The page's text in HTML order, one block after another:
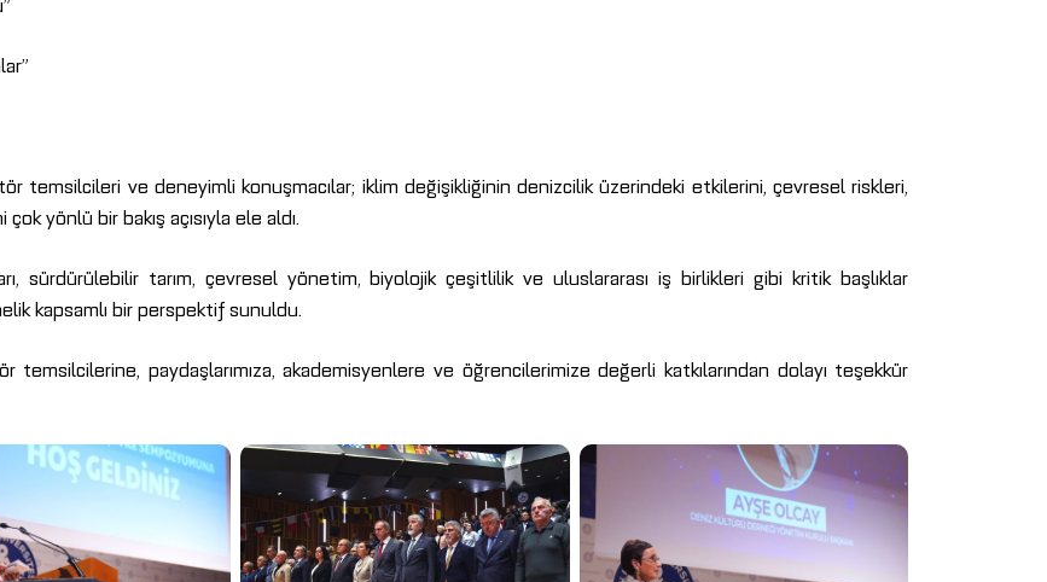
temsilcileri ve deneyimli konuşmacılar; iklim değişikliğinin denizcilik üzerindeki etkilerini, çevresel riskleri,
yönlü bir bakış açısıyla ele aldı.
sürdürülebilir tarım, çevresel yönetim, biyolojik çeşitlilik ve uluslararası iş birlikleri gibi kritik başlıklar
kapsamlı bir perspektif sunuldu.
temsilcilerine, paydaşlarımıza, akademisyenlere ve öğrencilerimize değerli katkılarından dolayı teşekkür